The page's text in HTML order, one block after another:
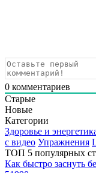
0 комментариев
Старые
Новые
Категории
Здоровье и
с видео Упражнения
ТОП 5 популярных
Как быстро заснуть